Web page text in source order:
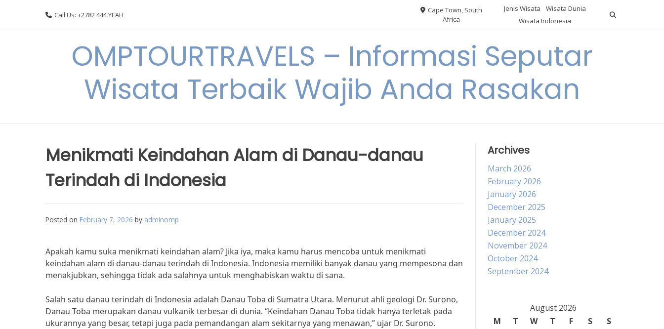
Call Us: +2782 444 YEAH
Cape Town, South
Africa
Jenis Wisata
Wisata Dunia
Wisata Indonesia
OMPTOURTRAVELS – Informasi Seputar
Wisata Terbaik Wajib Anda Rasakan
Menikmati Keindahan Alam di Danau-danau
Terindah di Indonesia
Posted on February 7, 2026 by adminomp
Apakah kamu suka menikmati keindahan alam? Jika iya, maka kamu harus mencoba untuk menikmati
keindahan alam di danau-danau terindah di Indonesia. Indonesia memiliki banyak danau yang mempesona dan
menakjubkan, sehingga tidak ada salahnya untuk menghabiskan waktu di sana.
Salah satu danau terindah di Indonesia adalah Danau Toba di Sumatra Utara. Menurut ahli geologi Dr. Surono,
Danau Toba merupakan danau vulkanik terbesar di dunia. “Keindahan Danau Toba tidak hanya terletak pada
ukurannya yang besar, tetapi juga pada pemandangan alam sekitarnya yang menawan,” ujar Dr. Surono.
Archives
March 2026
February 2026
January 2026
December 2025
January 2025
December 2024
November 2024
October 2024
September 2024
August 2026
M
T W T F S
S